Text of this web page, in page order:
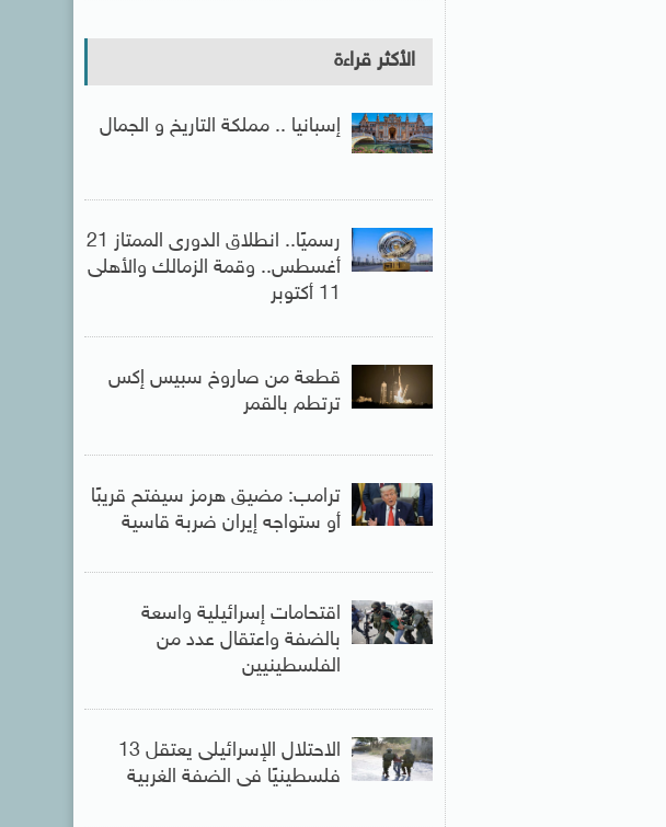
الأكثر قراءة
إسبانيا .. مملكة التاريخ و الجمال
رسميًا.. انطلاق الدورى الممتاز 21
أغسطس.. وقمة الزمالك والأهلى
11 أكتوبر
قطعة من صاروخ سبيس إكس
ترتطم بالقمر
ترامب: مضيق هرمز سيفتح قريبًا
أو ستواجه إيران ضربة قاسية
اقتحامات إسرائيلية واسعة
بالضفة واعتقال عدد من
الفلسطينيين
الاحتلال الإسرائيلى يعتقل 13
فلسطينيًا فى الضفة الغربية